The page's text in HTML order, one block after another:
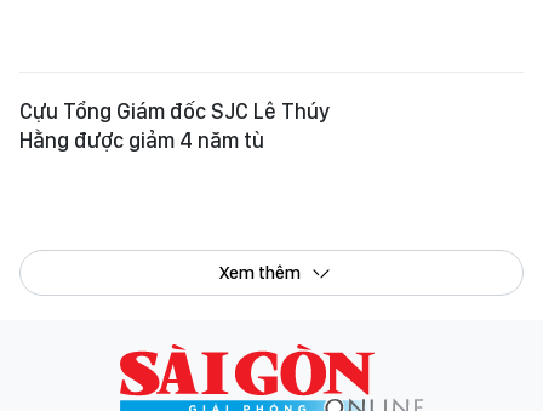
Cựu Tổng Giám đốc SJC Lê Thúy
Hằng được giảm 4 năm tù
Xem thêm